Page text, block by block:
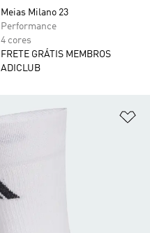
Meias Milano 23
Performance
4 cores
FRETE GRÁTIS MEMBROS
ADICLUB